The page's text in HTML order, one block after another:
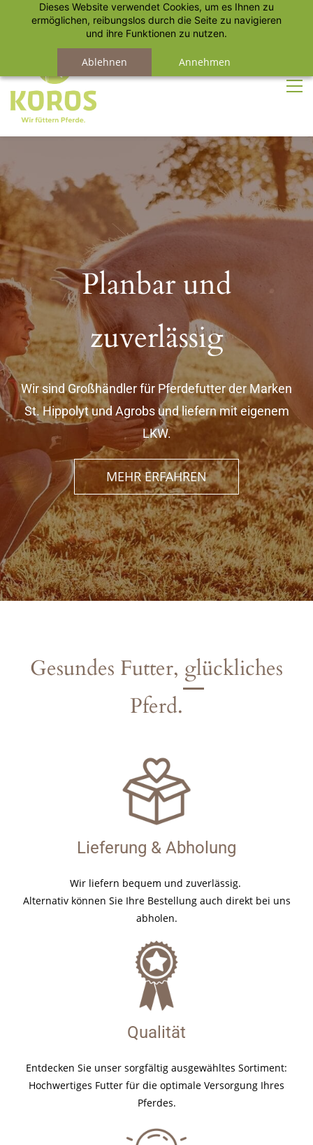
Dieses Website verwendet Cookies, um es Ihnen zu
ermöglichen, reibungslos durch die Seite zu navigieren
und ihre Funktionen zu nutzen.
Ablehnen Annehmen
Anmelden Registrieren
Planbar und
zuverlässig
Wir sind Großhändler für Pferdefutter der Marken
St. Hippolyt und Agrobsund liefern mit eigenem
LKW.
MEHR ERFAHREN
Gesundes Futter, glückliches
Pferd.
Lieferung & Abholung
Wir liefern bequem und zuverlässig.
Alternativ können Sie Ihre Bestellung auch direkt bei uns
abholen.
Qualität
Entdecken Sie unser sorgfältig ausgewähltes Sortiment:
Hochwertiges Futter für die optimale Versorgung Ihres
Pferdes.